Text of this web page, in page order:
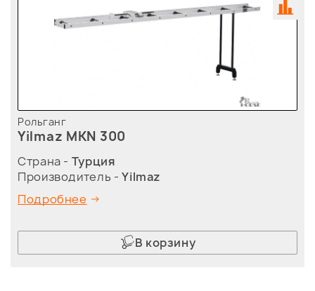
Рольганг
Yilmaz MKN 300
Страна - Турция
Производитель -Yilmaz
Подробнее
В корзину